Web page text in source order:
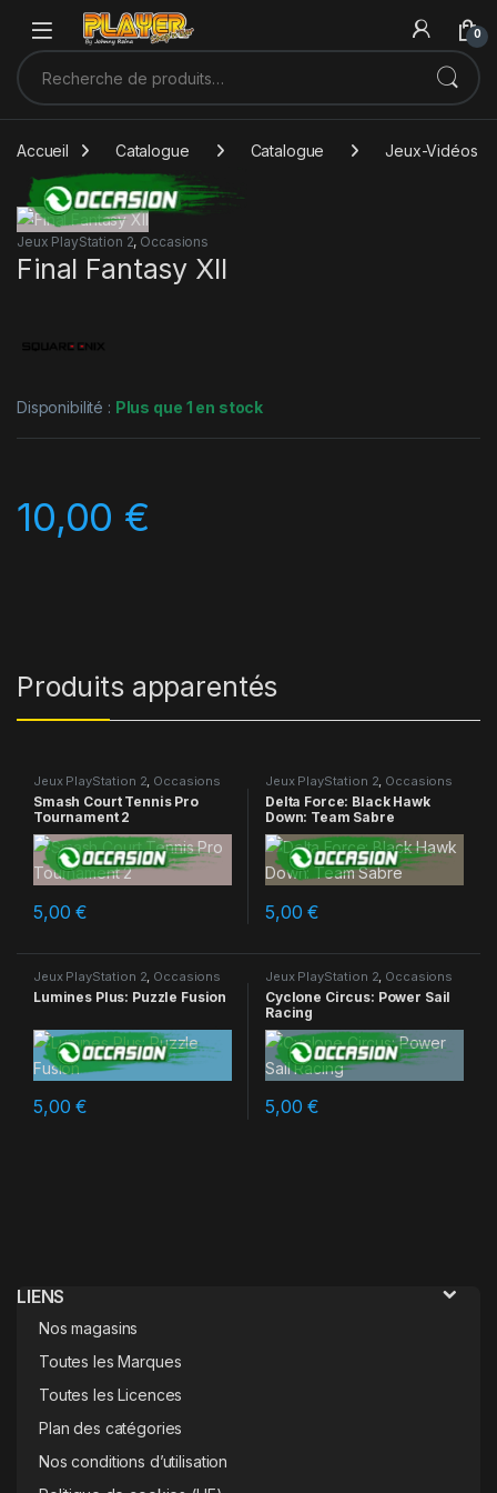
Sauter à la navigation
Skip to content
0
Recherche pour :
Accueil Catalogue Catalogue Jeux-Vidéos
Jeux PlayStation 2, Occasions
Final Fantasy XII
Disponibilité : Plus que 1 en stock
10,00 €
Produits apparentés
Jeux PlayStation 2, Occasions
Smash Court Tennis Pro
Tournament 2
5,00€
Jeux PlayStation 2, Occasions
Delta Force: Black Hawk
Down: Team Sabre
5,00€
Jeux PlayStation 2, Occasions
Lumines Plus: Puzzle Fusion
5,00€
Jeux PlayStation 2, Occasions
Cyclone Circus: Power Sail
Racing
5,00€
LIENS
Nos magasins
Toutes les Marques
Toutes les Licences
Plan des catégories
Nos conditions d’utilisation